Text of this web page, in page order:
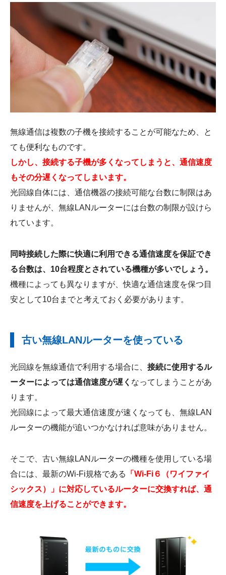
無線通信は複数の子機を接続することが可能なため、と
ても便利なものです。
しかし、接続する子機が多くなってしまうと、通信速度
もその分遅くなってしまいます。
光回線自体には、通信機器の接続可能な台数に制限はあ
りませんが、無線LANルーターには台数の制限が設けら
れています。
同時接続した際に快適に利用できる通信速度を保証でき
る台数は、10台程度とされている機種が多いでしょう。
機種によっても異なりますが、快適な通信速度を保つ目
安として10台までと考えておく必要があります。
古い無線LANルーターを使っている
光回線を無線通信で利用する場合に、 接続に使用するル
ーターによっては通信速度が遅く なってしまうことがあ
ります。
光回線によって最大通信速度が速くなっても、無線LAN
ルーターの機能が追いつかなければ意味がありません。
そこで、古い無線LANルーターの機種を使用している場
合には、最新のWi-Fi規格である
「Wi-Fi６（ワイファイ
シックス）」に対応しているルーターに交換すれば、通
信速度を上げることができます。